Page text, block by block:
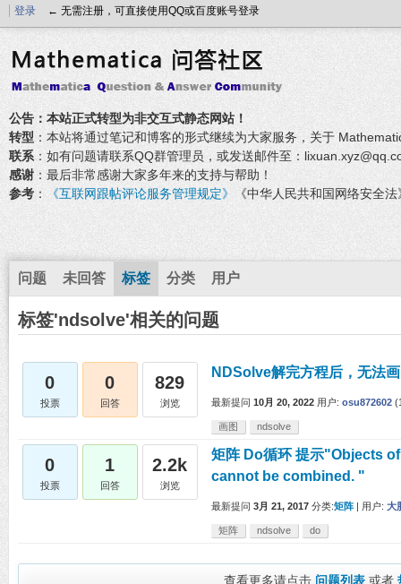
登录 ← 无需注册，可直接使用QQ或百度账号登录
公告：本站正式转型为非交互式静态网站！
转型 ：本站将通过笔记和博客的形式继续为大家服务，关于
联系 ：如有问题请联系QQ群管理员，或发送邮件至：
感谢 ：最后非常感谢大家多年来的支持与帮助！
参考 ： 《互联网跟帖评论服务管理规定》 《中华人民共和国网络安全
问题 未回答 标签 分类 用户
标签'ndsolve'相关的问题
0
投票
0
回答
829
浏览
NDSolve解完方程后，无法
最新提问 10月 20, 2022 用户: osu872602 (
画图 ndsolve
0
投票
1
回答
2.2k
浏览
矩阵 Do循环 提示"Objects
cannot be combined. "
最新提问 3月 21, 2017 分类:矩阵 用户: 大
矩阵 ndsolve do
查看更多请点击 问题列表 或者